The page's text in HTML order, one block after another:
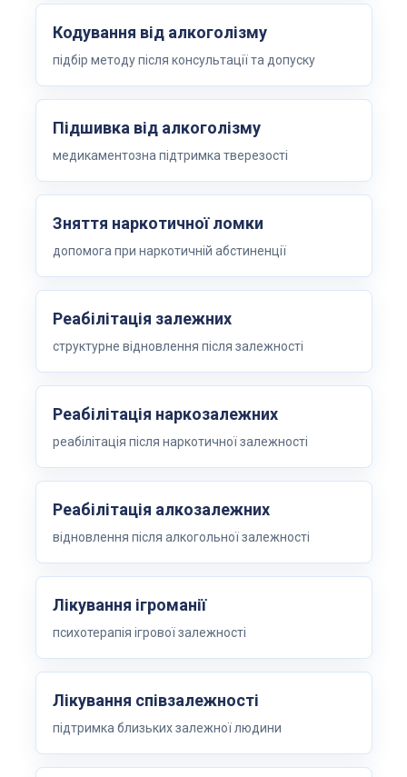
Кодування від алкоголізму
підбір методу після консультації та допуску
Підшивка від алкоголізму
медикаментозна підтримка тверезості
Зняття наркотичної ломки
допомога при наркотичній абстиненції
Реабілітація залежних
структурне відновлення після залежності
Реабілітація наркозалежних
реабілітація після наркотичної залежності
Реабілітація алкозалежних
відновлення після алкогольної залежності
Лікування ігроманії
психотерапія ігрової залежності
Лікування співзалежності
підтримка близьких залежної людини